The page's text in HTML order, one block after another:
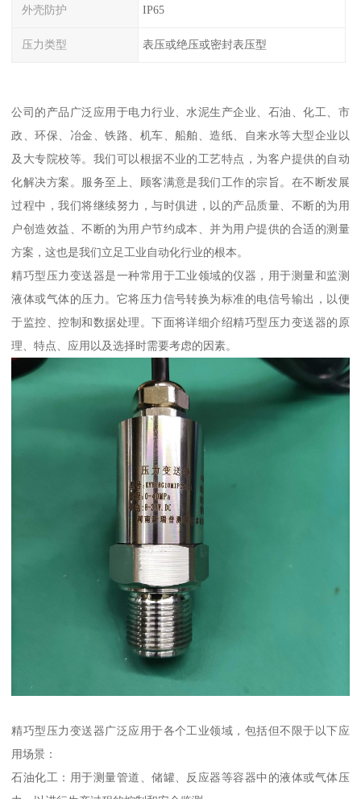
外壳防护 IP65
压力类型 表压或绝压或密封表压型
公司的产品广泛应用于电力行业、水泥生产企业、石油、化工、市
政、环保、冶金、铁路、机车、船舶、造纸、自来水等大型企业以
及大专院校等。我们可以根据不业的工艺特点，为客户提供的自动
化解决方案。服务至上、顾客满意是我们工作的宗旨。在不断发展
过程中，我们将继续努力，与时俱进，以的产品质量、不断的为用
户创造效益、不断的为用户节约成本、并为用户提供的合适的测量
方案，这也是我们立足工业自动化行业的根本。
精巧型压力变送器是一种常用于工业领域的仪器，用于测量和监测
液体或气体的压力。它将压力信号转换为标准的电信号输出，以便
于监控、控制和数据处理。下面将详细介绍精巧型压力变送器的原
理、特点、应用以及选择时需要考虑的因素。
精巧型压力变送器广泛应用于各个工业领域，包括但不限于以下应
用场景：
石油化工：用于测量管道、储罐、反应器等容器中的液体或气体压